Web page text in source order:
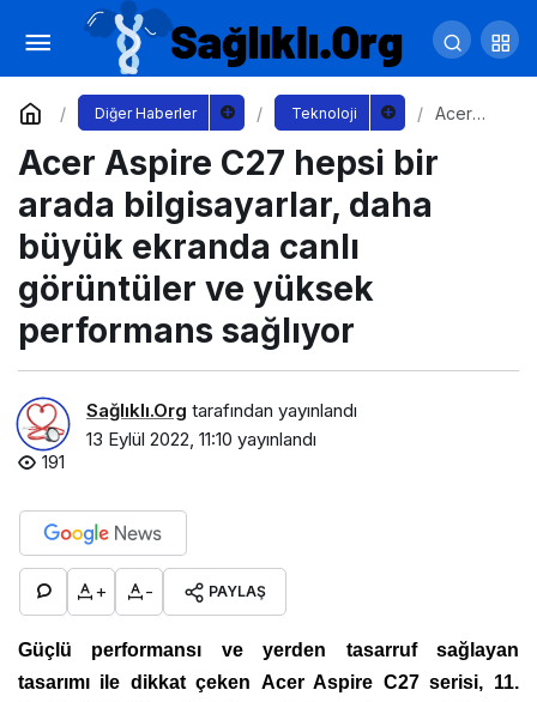
Diğer Haberler Teknoloji
Acer
C27
yüksek
Acer Aspire C27 hepsi bir
arada bilgisayarlar, daha
büyük ekranda canlı
görüntüler ve yüksek
performans sağlıyor
Sağlıklı.Org tarafından yayınlandı
13 Eylül 2022, 11:10 yayınlandı
191
+ - PAYLAŞ
Güçlü performansı ve yerden tasarruf sağlayan
tasarımı ile dikkat çeken Acer Aspire C27 serisi, 11.
iPhone 14 ve Apple Watch 8 Türkiye’ye
gelmeden aksesuarları geldi
Yorum Yap Paylaş